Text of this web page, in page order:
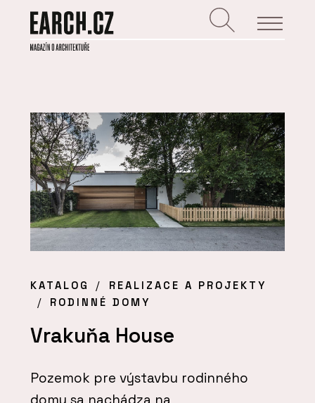
KATALOG
REALIZACE A PROJEKTY
RODINNÉ DOMY
Vrakuňa House
Pozemok pre výstavbu rodinného